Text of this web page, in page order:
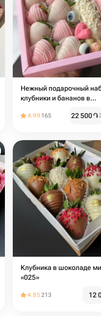
Нежный подарочный
клубники и бананов в
4.99 165 22 500֏
Клубника в шоколаде микс
«025»
4.85213 12